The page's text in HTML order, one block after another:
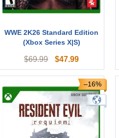
WWE 2K26 Standard Edition
(Xbox Series X|S)
$69.99 $47.99
–16%